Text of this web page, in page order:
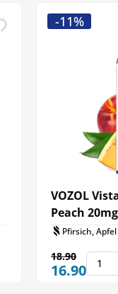
VOZOL
Peach 20mg
Pfirsich, Apfel
16.90
18.90
-11%